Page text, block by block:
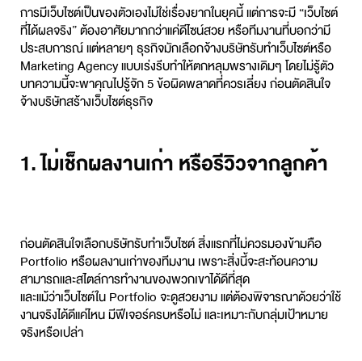
การมีเว็บไซต์เป็นของตัวเองไม่ใช่เรื่องยากในยุคนี้ แต่การจะมี “เว็บไซต์
ที่ได้ผลจริง” ต้องอาศัยมากกว่าแค่ดีไซน์สวย หรือทีมงานที่บอกว่ามี
ประสบการณ์ แต่หลายๆ ธุรกิจมักเลือกจ้างบริษัทรับทำเว็บไซต์หรือ
Marketing Agencyแบบเร่งรีบทำให้ตกหลุมพรางเดิมๆ โดยไม่รู้ตัว
บทความนี้จะพาคุณไปรู้จัก 5 ข้อผิดพลาดที่ควรเลี่ยง ก่อนตัดสินใจ
จ้างบริษัทสร้างเว็บไซต์ธุรกิจ
1. ไม่เช็กผลงานเก่า หรือรีวิวจากลูกค้า
ก่อนตัดสินใจเลือกบริษัทรับทำเว็บไซต์สิ่งแรกที่ไม่ควรมองข้ามคือ
Portfolio หรือผลงานเก่าของทีมงาน เพราะสิ่งนี้จะสะท้อนความ
สามารถและสไตล์การทำงานของพวกเขาได้ดีที่สุด
และแม้ว่าเว็บไซต์ใน Portfolio จะดูสวยงาม แต่ต้องพิจารณาด้วยว่าใช้
งานจริงได้ดีแค่ไหน มีฟีเจอร์ครบหรือไม่ และเหมาะกับกลุ่มเป้าหมาย
จริงหรือเปล่า